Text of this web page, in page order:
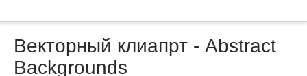
Векторный клиапрт - Abstract
Backgrounds